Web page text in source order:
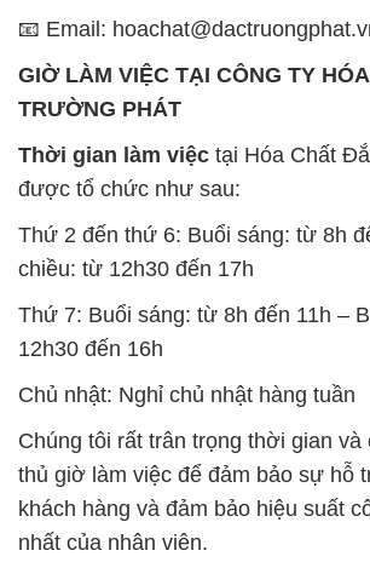
📧 Email:
GIỜ LÀM VIỆC TẠI CÔNG TY
TRƯỜNG PHÁT
Thời gian làm việc tại Hóa Chất
được tổ chức như sau:
Thứ 2 đến thứ 6: Buổi sáng: từ 8h
chiều: từ 12h30 đến 17h
Thứ 7: Buổi sáng: từ 8h đến 11h –
12h30 đến 16h
Chủ nhật: Nghỉ chủ nhật hàng tuần
Chúng tôi rất trân trọng thời gian và
thủ giờ làm việc để đảm bảo sự hỗ
khách hàng và đảm bảo hiệu suất
nhất của nhân viên.